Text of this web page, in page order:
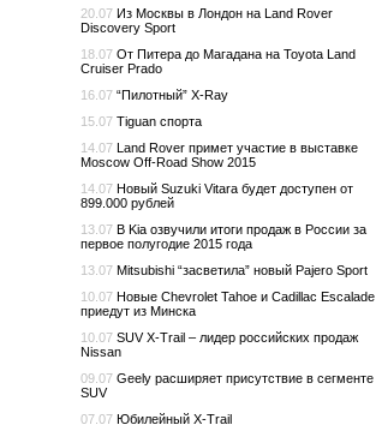
20.07 Из Москвы в Лондон на Land Rover
Discovery Sport
18.07 От Питера до Магадана на Toyota Land
Cruiser Prado
16.07 “Пилотный” X-Ray
15.07 Tiguan спорта
14.07 Land Rover примет участие в выставке
Moscow Off-Road Show 2015
14.07 Новый Suzuki Vitara будет доступен от
899.000 рублей
13.07 В Kia озвучили итоги продаж в России за
первое полугодие 2015 года
13.07 Mitsubishi “засветила” новый Pajero Sport
10.07 Новые Chevrolet Tahoe и Cadillac Escalade
приедут из Минска
10.07 SUV X-Trail – лидер российских продаж
Nissan
09.07 Geely расширяет присутствие в сегменте
SUV
07.07 Юбилейный X-Trail